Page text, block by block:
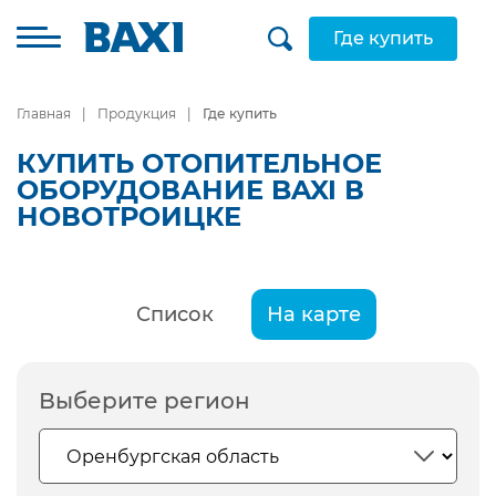
Где купить
Главная Продукция Где купить
КУПИТЬ ОТОПИТЕЛЬНОЕ
ОБОРУДОВАНИЕ BAXI В
НОВОТРОИЦКЕ
Список На карте
Выберите регион